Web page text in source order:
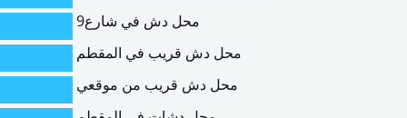
محل دش في شارع9
محل دش قريب في المقطم
محل دش قريب من موقعي